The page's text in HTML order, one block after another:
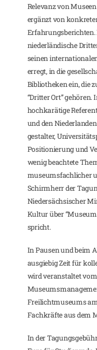
Relevanz von
ergänzt von
niederländische
seinen
erregt, in die
Bibliotheken ein, die
“Dritter Ort” gehören.
hochkarätige
und den
gestalter,
Positionierung und
wenig beachtete
museumsfachlicher
Schirmherr der
Niedersächsischer
Kultur über
spricht.
In Pausen und beim
ausgiebig Zeit für
wird veranstaltet
Freilichtmuseums
Fachkräfte aus dem
In der